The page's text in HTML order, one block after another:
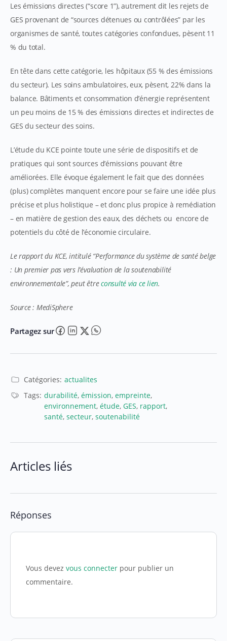
Les émissions directes (“score 1”), autrement dit les rejets de
GES provenant de “sources détenues ou contrôlées” par les
organismes de santé, toutes catégories confondues, pèsent 11
% du total.
En tête dans cette catégorie, les hôpitaux (55 % des émissions
du secteur). Les soins ambulatoires, eux, pèsent, 22% dans la
balance. Bâtiments et consommation d’énergie représentent
un peu moins de 15 % des émissions directes et indirectes de
GES du secteur des soins.
L’étude du KCE pointe toute une série de dispositifs et de
pratiques qui sont sources d’émissions pouvant être
améliorées. Elle évoque également le fait que des données
(plus) complètes manquent encore pour se faire une idée plus
précise et plus holistique – et donc plus propice à remédiation
– en matière de gestion des eaux, des déchets ou encore de
potentiels du côté de l’économie circulaire.
Le rapport du KCE, intitulé “Performance du système de santé belge
: Un premier pas vers l’évaluation de la soutenabilité
environnementale”, peut êtreconsulté via ce lien.
Source : MediSphere
Partagez sur
Catégories: actualites
Tags: durabilité, émission, empreinte,
environnement, étude, GES, rapport,
santé, secteur, soutenabilité
Articles liés
Réponses
Vous devez vous connecter pour publier un
commentaire.